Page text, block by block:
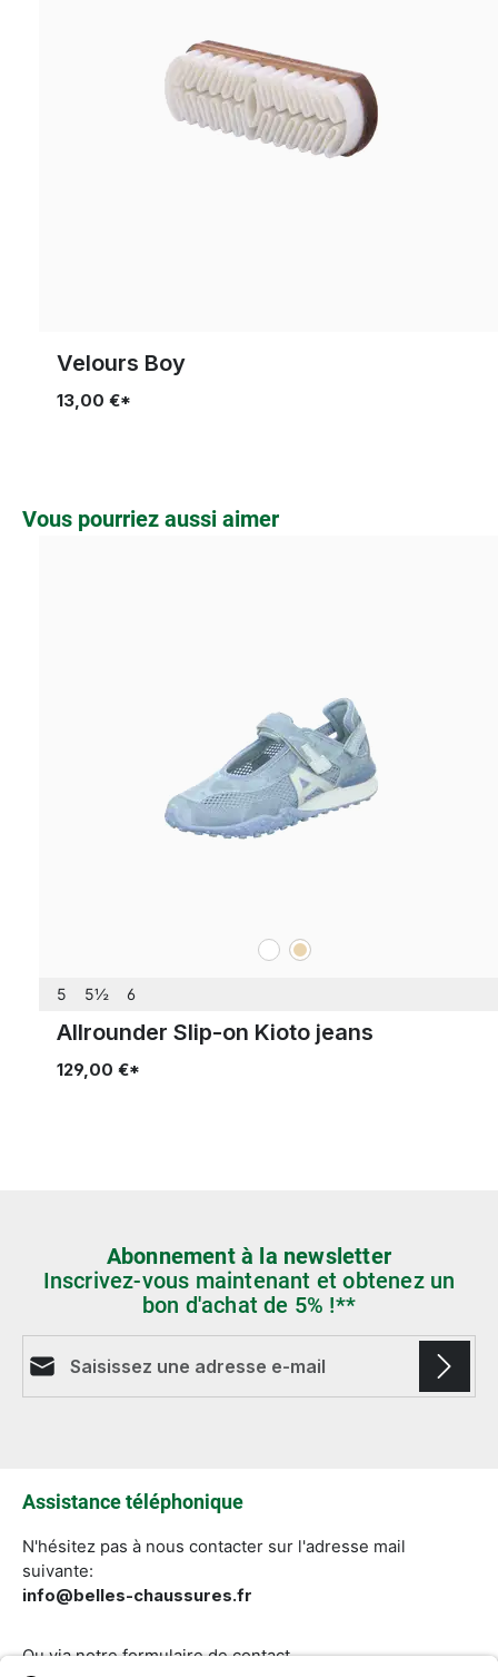
Velours Boy
13,00 €*
Ignorer la galerie de produits
Vous pourriez aussi aimer
blancbeige
5 5½ 6
Allrounder Slip-on Kioto jeans
129,00 €*
Abonnement à la newsletter
Inscrivez-vous maintenant et obtenez un
bon d'achat de 5% !**
Assistance téléphonique
N'hésitez pas à nous contacter sur l'adresse mail
suivante:
info@belles-chaussures.fr
Ou via notreformulaire de contact.